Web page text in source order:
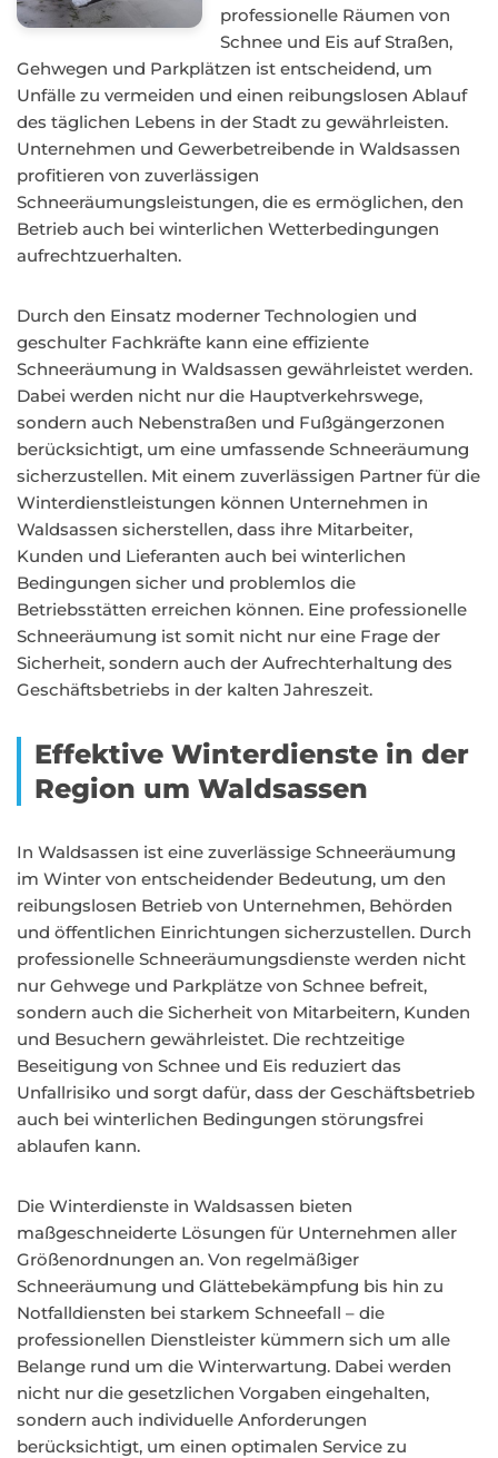
professionelle Räumen von
Schnee und Eis auf Straßen,
Gehwegen und Parkplätzen ist entscheidend, um
Unfälle zu vermeiden und einen reibungslosen Ablauf
des täglichen Lebens in der Stadt zu gewährleisten.
Unternehmen und Gewerbetreibende in Waldsassen
profitieren von zuverlässigen
Schneeräumungsleistungen, die es ermöglichen, den
Betrieb auch bei winterlichen Wetterbedingungen
aufrechtzuerhalten.
Durch den Einsatz moderner Technologien und
geschulter Fachkräfte kann eine effiziente
Schneeräumung in Waldsassen gewährleistet werden.
Dabei werden nicht nur die Hauptverkehrswege,
sondern auch Nebenstraßen und Fußgängerzonen
berücksichtigt, um eine umfassende Schneeräumung
sicherzustellen. Mit einem zuverlässigen Partner für die
Winterdienstleistungen können Unternehmen in
Waldsassen sicherstellen, dass ihre Mitarbeiter,
Kunden und Lieferanten auch bei winterlichen
Bedingungen sicher und problemlos die
Betriebsstätten erreichen können. Eine professionelle
Schneeräumung ist somit nicht nur eine Frage der
Sicherheit, sondern auch der Aufrechterhaltung des
Geschäftsbetriebs in der kalten Jahreszeit.
Effektive Winterdienste in der
Region um Waldsassen
In Waldsassen ist eine zuverlässige Schneeräumung
im Winter von entscheidender Bedeutung, um den
reibungslosen Betrieb von Unternehmen, Behörden
und öffentlichen Einrichtungen sicherzustellen. Durch
professionelle Schneeräumungsdienste werden nicht
nur Gehwege und Parkplätze von Schnee befreit,
sondern auch die Sicherheit von Mitarbeitern, Kunden
und Besuchern gewährleistet. Die rechtzeitige
Beseitigung von Schnee und Eis reduziert das
Unfallrisiko und sorgt dafür, dass der Geschäftsbetrieb
auch bei winterlichen Bedingungen störungsfrei
ablaufen kann.
Die Winterdienste in Waldsassen bieten
maßgeschneiderte Lösungen für Unternehmen aller
Größenordnungen an. Von regelmäßiger
Schneeräumung und Glättebekämpfung bis hin zu
Notfalldiensten bei starkem Schneefall – die
professionellen Dienstleister kümmern sich um alle
Belange rund um die Winterwartung. Dabei werden
nicht nur die gesetzlichen Vorgaben eingehalten,
sondern auch individuelle Anforderungen
berücksichtigt, um einen optimalen Service zu